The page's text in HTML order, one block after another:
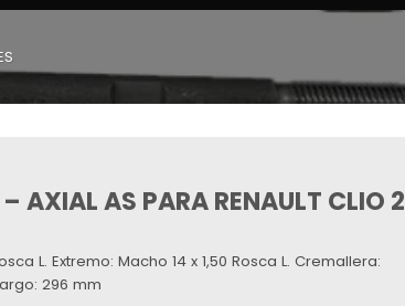
AXIAL AS PARA RENAULT CLIO 2
L. Extremo: Macho 14 x 1,50 Rosca L. Cremallera:
296 mm